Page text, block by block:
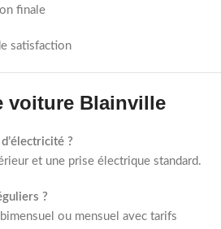
finale
satisfaction
voiture Blainville
?
et une prise électrique standard.
?
ou mensuel avec tarifs